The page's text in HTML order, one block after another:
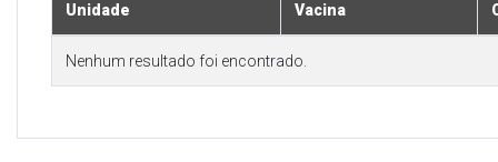
Unidade Vacina
Nenhum resultado foi encontrado.